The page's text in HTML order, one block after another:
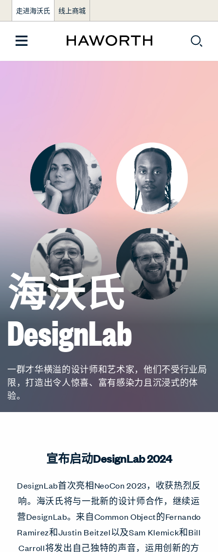
走进海沃氏 线上商城
海沃氏
DesignLab
一群才华横溢的设计师和艺术家，他们不受行业局
限，打造出令人惊喜、富有感染力且沉浸式的体
验。
宣布启动DesignLab 2024
DesignLab首次亮相NeoCon 2023，收获热烈反
响。海沃氏将与一批新的设计师合作，继续运
营DesignLab。来自Common Object的Fernando
Ramirez和Justin Beitzel以及Sam Klemick和Bill
Carroll将发出自己独特的声音，运用创新的方